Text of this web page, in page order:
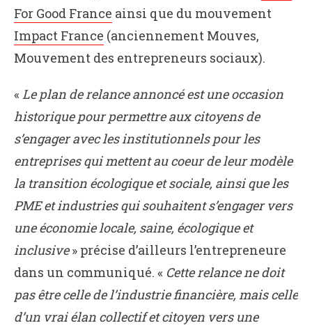
For Good France ainsi que du mouvement
Impact France (anciennement Mouves,
Mouvement des entrepreneurs sociaux).
« Le plan de relance annoncé est une occasion
historique pour permettre aux citoyens de
s’engager avec les institutionnels pour les
entreprises qui mettent au coeur de leur modèle
la transition écologique et sociale, ainsi que les
PME et industries qui souhaitent s’engager vers
une économie locale, saine, écologique et
inclusive» précise d’ailleurs l’entrepreneure
dans un communiqué. « Cette relance ne doit
pas être celle de l’industrie financière, mais celle
d’un vrai élan collectif et citoyen vers une